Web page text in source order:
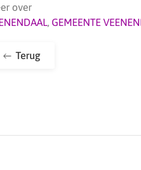
over
, GEMEENTE
Terug